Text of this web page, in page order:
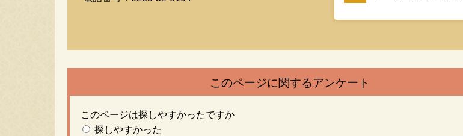
このページに関するアンケート
このページは探しやすかったですか
探しやすかった